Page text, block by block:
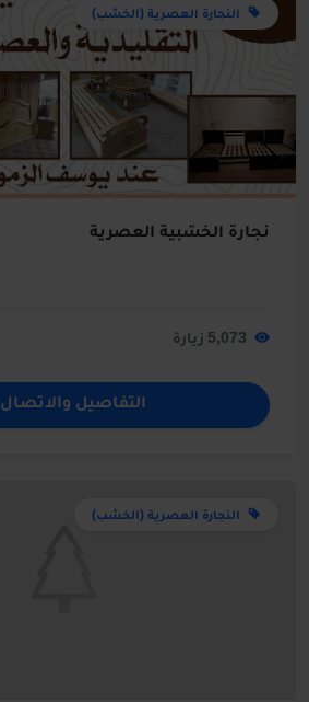
النجارة العصرية (الخشب)
نجارة الخشبية العصرية
التفاصيل والاتصال
النجارة العصرية (الخشب)